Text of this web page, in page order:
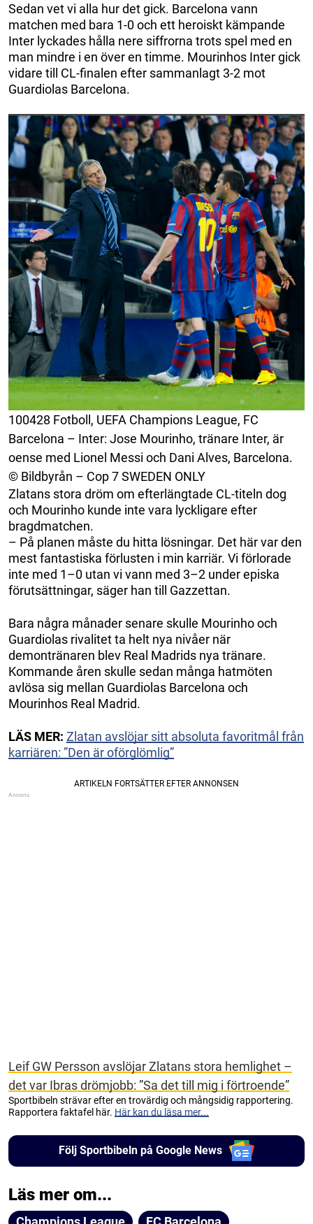
Sedan vet vi alla hur det gick. Barcelona vann
matchen med bara 1-0 och ett heroiskt kämpande
Inter lyckades hålla nere siffrorna trots spel med en
man mindre i en över en timme. Mourinhos Inter gick
vidare till CL-finalen efter sammanlagt 3-2 mot
Guardiolas Barcelona.
100428 Fotboll, UEFA Champions League, FC
Barcelona – Inter: Jose Mourinho, tränare Inter, är
oense med Lionel Messi och Dani Alves, Barcelona.
© Bildbyrån – Cop 7 SWEDEN ONLY
Zlatans stora dröm om efterlängtade CL-titeln dog
och Mourinho kunde inte vara lyckligare efter
bragdmatchen.
– På planen måste du hitta lösningar. Det här var den
mest fantastiska förlusten i min karriär. Vi förlorade
inte med 1–0 utan vi vann med 3–2 under episka
förutsättningar, säger han till Gazzettan.
Bara några månader senare skulle Mourinho och
Guardiolas rivalitet ta helt nya nivåer när
demontränaren blev Real Madrids nya tränare.
Kommande åren skulle sedan många hatmöten
avlösa sig mellan Guardiolas Barcelona och
Mourinhos Real Madrid.
LÄS MER: Zlatan avslöjar sitt absoluta favoritmål från
karriären: ”Den är oförglömlig”
Leif GW Persson avslöjar Zlatans stora hemlighet –
det var Ibras drömjobb: ”Sa det till mig i förtroende”
Sportbibeln strävar efter en trovärdig och mångsidig rapportering.
Rapportera faktafel här. Här kan du läsa mer...
Följ Sportbibeln på Google News
Läs mer om...